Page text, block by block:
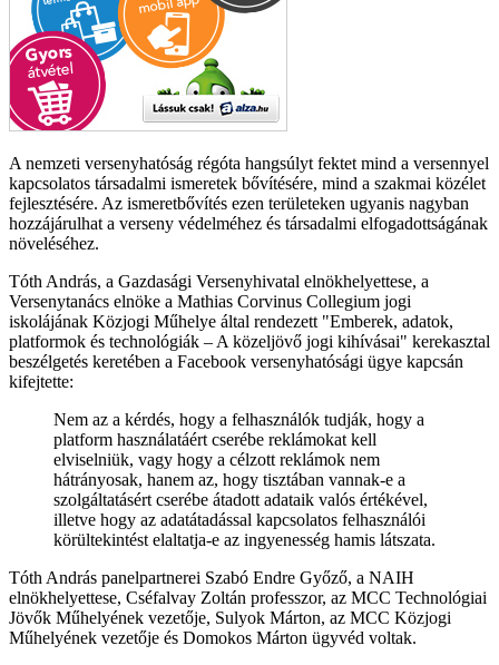
A nemzeti versenyhatóság régóta hangsúlyt fektet mind a versennyel
kapcsolatos társadalmi ismeretek bővítésére, mind a szakmai közélet
fejlesztésére. Az ismeretbővítés ezen területeken ugyanis nagyban
hozzájárulhat a verseny védelméhez és társadalmi elfogadottságának
növeléséhez.
Tóth András, a Gazdasági Versenyhivatal elnökhelyettese, a
Versenytanács elnöke a Mathias Corvinus Collegium jogi
iskolájának Közjogi Műhelye által rendezett "Emberek, adatok,
platformok és technológiák – A közeljövő jogi kihívásai" kerekasztal
beszélgetés keretében a Facebook versenyhatósági ügye kapcsán
kifejtette:
Nem az a kérdés, hogy a felhasználók tudják, hogy a
platform használatáért cserébe reklámokat kell
elviselniük, vagy hogy a célzott reklámok nem
hátrányosak, hanem az, hogy tisztában vannak-e a
szolgáltatásért cserébe átadott adataik valós értékével,
illetve hogy az adatátadással kapcsolatos felhasználói
körültekintést elaltatja-e az ingyenesség hamis látszata.
Tóth András panelpartnerei Szabó Endre Győző, a NAIH
elnökhelyettese, Cséfalvay Zoltán professzor, az MCC Technológiai
Jövők Műhelyének vezetője, Sulyok Márton, az MCC Közjogi
Műhelyének vezetője és Domokos Márton ügyvéd voltak.